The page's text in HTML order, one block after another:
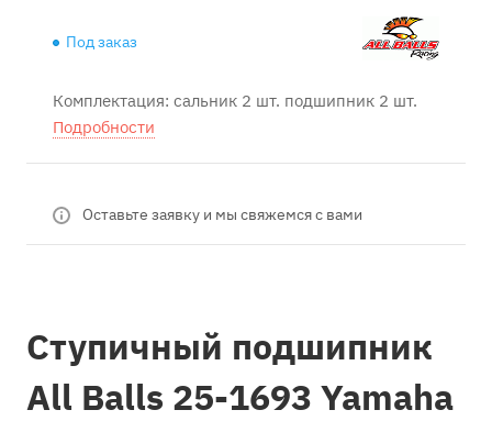
Под заказ
Комплектация: сальник 2 шт. подшипник 2 шт.
Подробности
Оставьте заявку и мы свяжемся с вами
Ступичный подшипник
All Balls 25-1693 Yamaha